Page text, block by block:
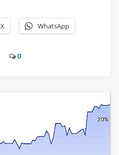
X WhatsApp
0